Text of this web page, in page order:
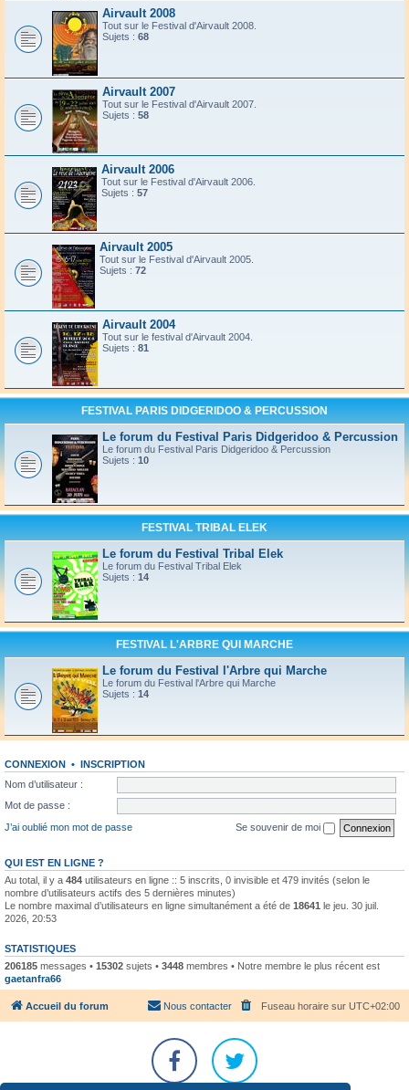
Airvault 2008
Tout sur le Festival d'Airvault 2008.
Sujets : 68
Airvault 2007
Tout sur le Festival d'Airvault 2007.
Sujets : 58
Airvault 2006
Tout sur le Festival d'Airvault 2006.
Sujets : 57
Airvault 2005
Tout sur le Festival d'Airvault 2005.
Sujets : 72
Airvault 2004
Tout sur le festival d'Airvault 2004.
Sujets : 81
FESTIVAL PARIS DIDGERIDOO & PERCUSSION
Le forum du Festival Paris Didgeridoo & Percussion
Le forum du Festival Paris Didgeridoo & Percussion
Sujets : 10
FESTIVAL TRIBAL ELEK
Le forum du Festival Tribal Elek
Le forum du Festival Tribal Elek
Sujets : 14
FESTIVAL L'ARBRE QUI MARCHE
Le forum du Festival l'Arbre qui Marche
Le forum du Festival l'Arbre qui Marche
Sujets : 14
CONNEXION • INSCRIPTION
Nom d’utilisateur :
Mot de passe :
J’ai oublié mon mot de passe
Se souvenir de moi
QUI EST EN LIGNE ?
Au total, il y a 484 utilisateurs en ligne :: 5 inscrits, 0 invisible et 479 invités (selon le
nombre d’utilisateurs actifs des 5 dernières minutes)
Le nombre maximal d’utilisateurs en ligne simultanément a été de 18641 le jeu. 30 juil.
2026, 20:53
STATISTIQUES
206185 messages • 15302 sujets • 3448 membres • Notre membre le plus récent est
gaetanfra66
Accueil du forum Fuseau horaire sur UTC+02:00
Nous contacter